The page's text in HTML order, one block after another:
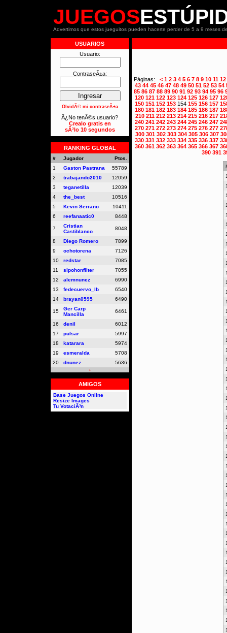
JUEGOS
Advertimos que estos jueguitos pueden hacerte perder de 5 a 9 meses
USUARIOS
Usuario:
ContraseÃ±a:
OlvidÃ© mi contraseÃ±a
Â¿No tenÃ©s usuario?
Crealo gratis en
sÃ³lo 10 segundos
RANKING GLOBAL
# Jugador
Ptos.
1
Gaston Pastrana
55789
2
trabajando2010
12059
3
teganetilla
12039
4
the_best
10516
5
Kevin Serrano
10411
6
reefanaatic0 8448
7
Cristian
Castiblanco
8048
8 Diego Romero
7899
9
ochotorena
7126
10
redstar
7085
11
sipohonfilter
7055
12
alemnunez
6990
13
fedecuervo_lb
6540
14
brayan0595 6490
15
Ger Carp
Mancilla
6461
16 denil
6012
17
pulsar
5997
18
katarara
5974
19
esmeralda
5708
20
dnunez 5636
+
AMIGOS
Base Juegos Online
Resize Images
Tu VotaciÃ³n
Páginas: < 1 2 3 4 5 6 7 8 9 10 11 12
43 44 45 46 47 48 49 50 51 52 53 54
85 86 87 88 89 90 91 92 93 94 95 96
120 121 122 123 124 125 126 127
150 151 152 153 154155 156 157
180 181 182 183 184 185 186 187
210 211 212 213 214 215 216 217
240 241 242 243 244 245 246 247
270 271 272 273 274 275 276 277
300 301 302 303 304 305 306 307
330 331 332 333 334 335 336 337
360 361 362 363 364 365 366 367
390 391